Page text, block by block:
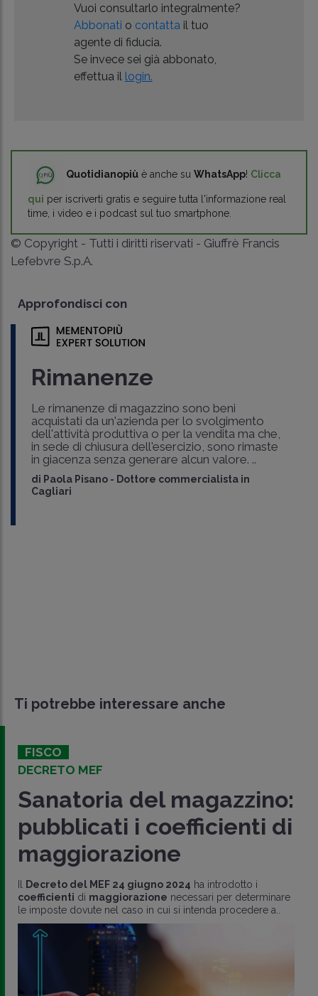
Vuoi consultarlo integralmente?
Abbonati o contatta il tuo
agente di fiducia.
Se invece sei già abbonato,
effettua il login.
Quotidianopiù è anche su WhatsApp! Clicca
qui per iscriverti gratis e seguire tutta l'informazione real
time, i video e i podcast sul tuo smartphone.
© Copyright - Tutti i diritti riservati - Giuffrè Francis
Lefebvre S.p.A.
Approfondisci con
Rimanenze
Le rimanenze di magazzino sono beni
acquistati da un'azienda per lo svolgimento
dell'attività produttiva o per la vendita ma che,
in sede di chiusura dell'esercizio, sono rimaste
in giacenza senza generare alcun valore. ..
di Paola Pisano - Dottore commercialista in
Cagliari
Ti potrebbe interessare anche
FISCO
DECRETO MEF
Sanatoria del magazzino:
pubblicati i coefficienti di
maggiorazione
Decreto del MEF 24 giugno 2024 ha introdotto i
coefficienti di maggiorazione necessari per determinare
le imposte dovute nel caso in cui si intenda procedere a..